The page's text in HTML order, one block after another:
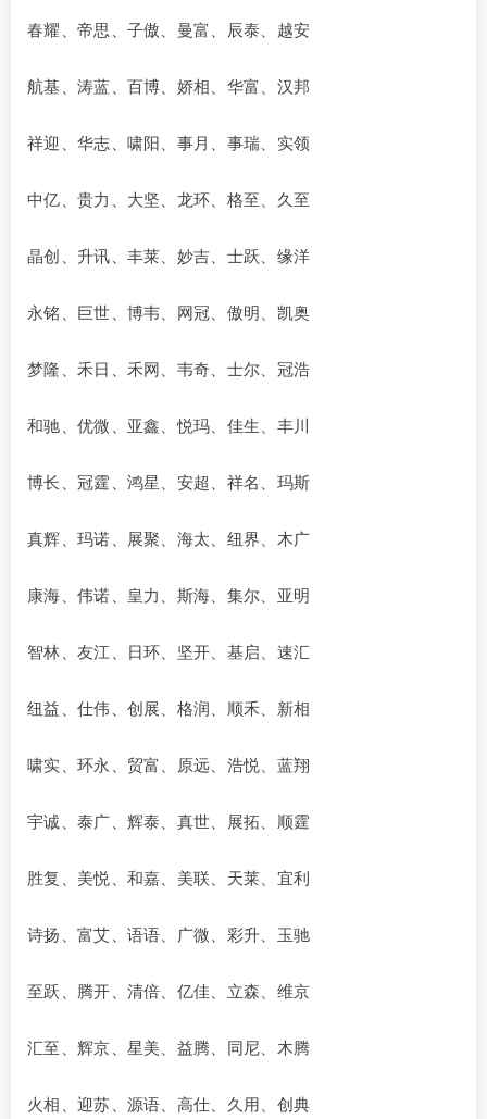
春耀、帝思、子傲、曼富、辰泰、越安
航基、涛蓝、百博、娇相、华富、汉邦
祥迎、华志、啸阳、事月、事瑞、实领
中亿、贵力、大坚、龙环、格至、久至
晶创、升讯、丰莱、妙吉、士跃、缘洋
永铭、巨世、博韦、网冠、傲明、凯奥
梦隆、禾日、禾网、韦奇、士尔、冠浩
和驰、优微、亚鑫、悦玛、佳生、丰川
博长、冠霆、鸿星、安超、祥名、玛斯
真辉、玛诺、展聚、海太、纽界、木广
康海、伟诺、皇力、斯海、集尔、亚明
智林、友江、日环、坚开、基启、速汇
纽益、仕伟、创展、格润、顺禾、新相
啸实、环永、贸富、原远、浩悦、蓝翔
宇诚、泰广、辉泰、真世、展拓、顺霆
胜复、美悦、和嘉、美联、天莱、宜利
诗扬、富艾、语语、广微、彩升、玉驰
至跃、腾开、清倍、亿佳、立森、维京
汇至、辉京、星美、益腾、同尼、木腾
火相、迎苏、源语、高仕、久用、创典